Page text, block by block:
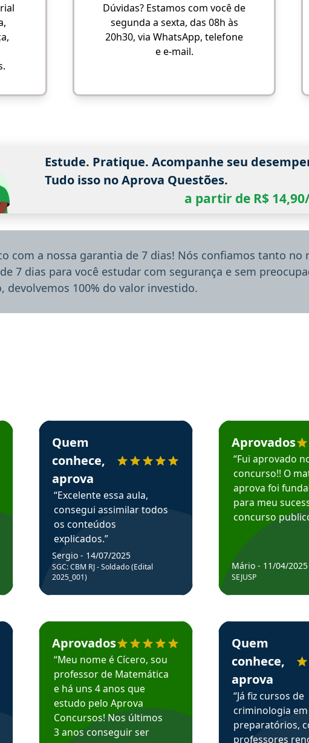
Dúvidas? Estamos com você de
segunda a sexta, das 08h às
20h30, via WhatsApp, telefone
e e-mail.
Estude. Pratique. Acompanhe seu
Tudo isso no Aprova Questões.
a partir de R$
com a nossa garantia de 7 dias! Nós confiamos tanto
7 dias para você estudar com segurança e sem
devolvemos 100% do valor investido.
Concursos em depoimento
Concursos em depoimento
Estudante Sergio recomenda o Aprova Concursos em depoimento
Quem
conhece,
aprova
“Excelente essa aula,
consegui assimilar todos
os conteúdos
explicados.”
Sergio - 14/07/2025
SGC: CBM RJ - Soldado (Edital
2025_001)
Estudante Cicero recomenda o Aprova Concursos em depoimento
Aprovados
“Meu nome é Cícero, sou
professor de Matemática
e há uns 4 anos que
estudo pelo Aprova
Concursos! Nos últimos
3 anos conseguir ser
Estudante Mário
Aprovados
“Fui aprovado
concurso!! O
aprova foi
para meu
concurso
Mário - 11/04/2025
SEJUSP
Estudante Henrique
Quem
conhece,
aprova
“Já fiz cursos de
criminologia
preparatórios,
professores